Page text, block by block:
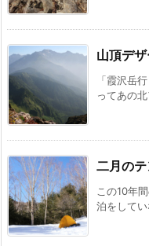
山頂デ
「霞沢岳
ってあの
二月の
この10年
泊をして